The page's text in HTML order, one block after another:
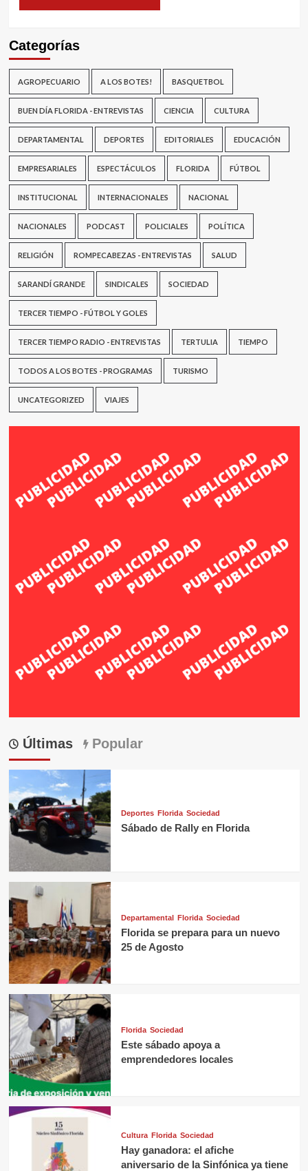
Categorías
AGROPECUARIO A LOS BOTES! BASQUETBOL
BUEN DÍA FLORIDA - ENTREVISTAS CIENCIA CULTURA
DEPARTAMENTAL DEPORTES EDITORIALES EDUCACIÓN
EMPRESARIALES ESPECTÁCULOS FLORIDA FÚTBOL
INSTITUCIONAL INTERNACIONALES NACIONAL
NACIONALES PODCAST POLICIALES POLÍTICA
RELIGIÓN ROMPECABEZAS - ENTREVISTAS SALUD
SARANDÍ GRANDE SINDICALES SOCIEDAD
TERCER TIEMPO - FÚTBOL Y GOLES
TERCER TIEMPO RADIO - ENTREVISTAS TERTULIA TIEMPO
TODOS A LOS BOTES - PROGRAMAS TURISMO
UNCATEGORIZED VIAJES
Últimas Popular
Deportes Florida Sociedad
Sábado de Rally en Florida
Departamental Florida Sociedad
Florida se prepara para un nuevo
25 de Agosto
Florida Sociedad
Este sábado apoya a
emprendedores locales
Cultura Florida Sociedad
Hay ganadora: el afiche
aniversario de la Sinfónica ya tiene